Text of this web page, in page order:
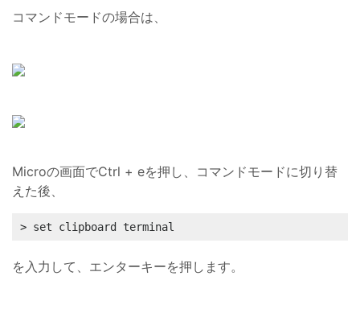
コマンドモードの場合は、
Microの画面でCtrl + eを押し、コマンドモードに切り替
えた後、
> set clipboard terminal
を入力して、エンターキーを押します。